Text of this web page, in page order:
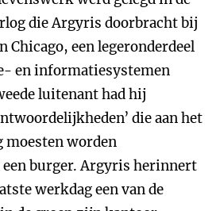
die Argyris doorbracht bij
Chicago, een legeronderdeel
en informatiesystemen
luitenant had hij
die aan het
moesten worden
een burger. Argyris herinnert
werkdag een van de